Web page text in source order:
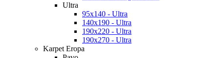
Ultra
95x140 - Ultra
140x190 - Ultra
190x220 - Ultra
190x270 - Ultra
Karpet Eropa